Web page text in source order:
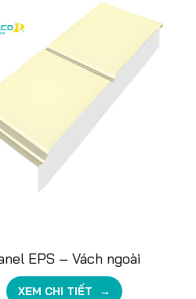
EPS – Vách ngoài
XEM CHI TIẾT